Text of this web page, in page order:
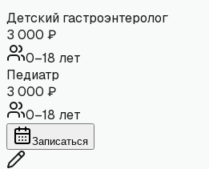
Детский гастроэнтеролог
3 000 ₽
0–18 лет
Педиатр
3 000 ₽
0–18 лет
Записаться